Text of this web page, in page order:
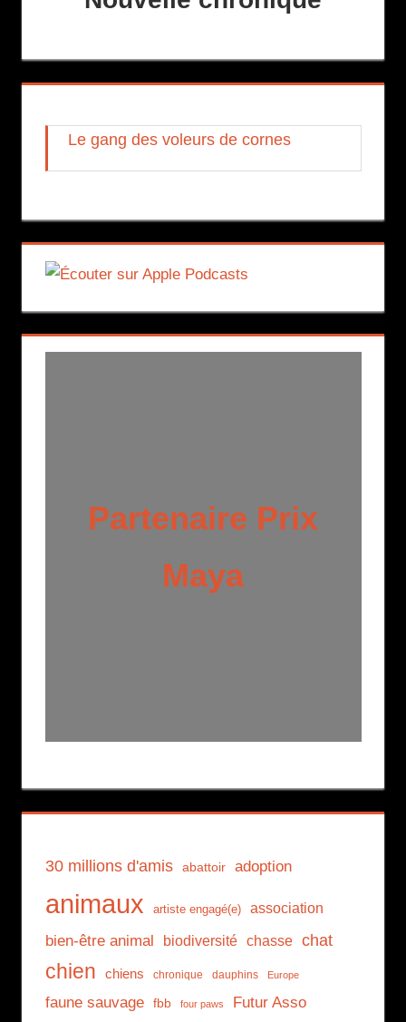
Le gang des voleurs de cornes
Partenaire Prix
Maya
30 millions d'amis abattoir adoption
animaux artiste engagé(e) association
bien-être animal biodiversité chasse chat
chien chiens chronique dauphins Europe
faune sauvage fbb four paws Futur Asso